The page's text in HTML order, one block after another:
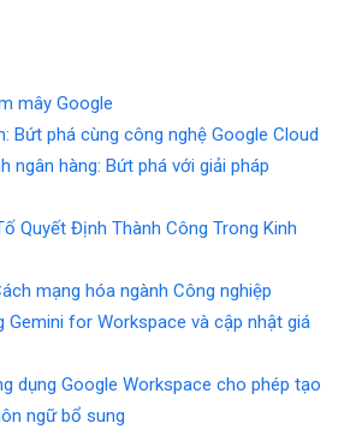
mây Google
Bứt phá cùng công nghệ Google Cloud
ngân hàng: Bứt phá với giải pháp
Quyết Định Thành Công Trong Kinh
mạng hóa ngành Công nghiệp
Gemini for Workspace và cập nhật giá
dụng Google Workspace cho phép tạo
ngữ bổ sung